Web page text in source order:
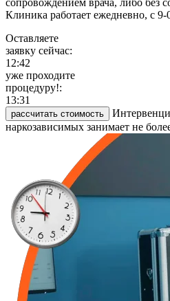
сопровождением врача, либо без
Клиника работает ежедневно, с
Оставляете
заявку сейчас:
12:42
уже проходите
процедуру!:
13:31
рассчитать стоимость
наркозависимых занимает не